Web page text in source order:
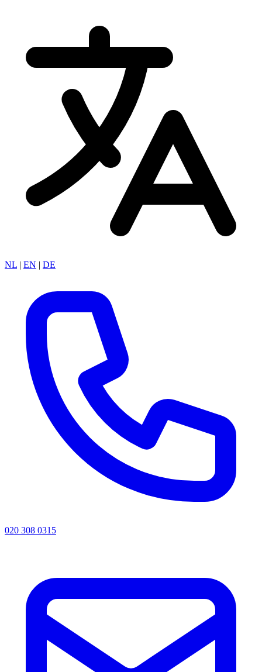
NL | EN | DE
020 308 0315